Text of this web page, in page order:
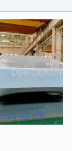
出口热缩包装